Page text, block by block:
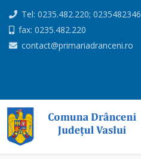
Tel: 0235.482.220; 0235482346
fax: 0235.482.220
contact@primariadranceni.ro